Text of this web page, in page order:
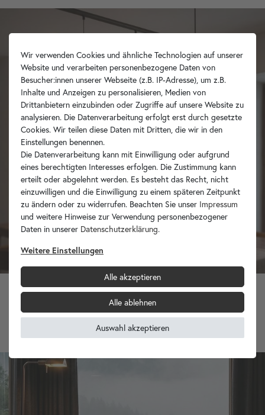
Lampenschirm Koboi aus Bambus dunkelbraun 30 cm
59,90 €
Wir verwenden Cookies und ähnliche Technologien auf unserer
Website und verarbeiten personenbezogene Daten von
Besucher:innen unserer Webseite (z.B. IP-Adresse), um z.B.
Inhalte und Anzeigen zu personalisieren, Medien von
Drittanbietern einzubinden oder Zugriffe auf unsere Website zu
analysieren. Die Datenverarbeitung erfolgt erst durch gesetzte
Cookies. Wir teilen diese Daten mit Dritten, die wir in den
Einstellungen benennen.
Die Datenverarbeitung kann mit Einwilligung oder aufgrund
eines berechtigten Interesses erfolgen. Die Zustimmung kann
erteilt oder abgelehnt werden. Es besteht das Recht, nicht
einzuwilligen und die Einwilligung zu einem späteren Zeitpunkt
zu ändern oder zu widerrufen. Beachten Sie unser Impressum
und weitere Hinweise zur Verwendung personenbezogener
Daten in unserer Daten­schutz­erklärung.
Weitere Einstellungen
Alle akzeptieren
Alle ablehnen
Auswahl akzeptieren